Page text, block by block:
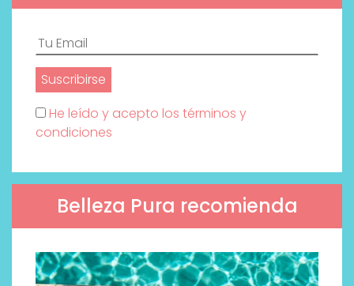
He leído y acepto los términos y
condiciones
Belleza Pura recomienda